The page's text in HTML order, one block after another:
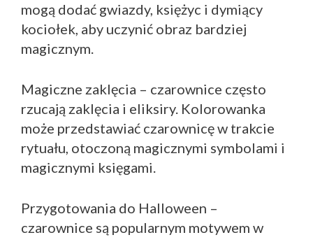
mogą dodać gwiazdy, księżyc i dymiący
kociołek, aby uczynić obraz bardziej
magicznym.
Magiczne zaklęcia – czarownice często
rzucają zaklęcia i eliksiry. Kolorowanka
może przedstawiać czarownicę w trakcie
rytuału, otoczoną magicznymi symbolami i
magicznymi księgami.
Przygotowania do Halloween –
czarownice są popularnym motywem w